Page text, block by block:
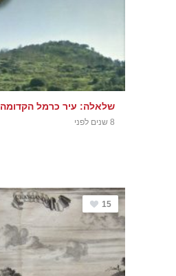
שלאלה: עיר כרמל הקדומה
8 שנים לפני
15